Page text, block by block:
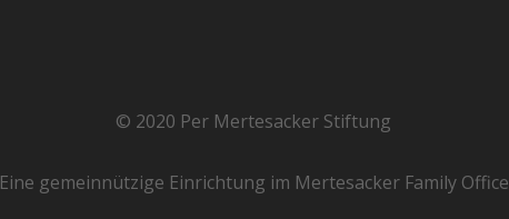
© 2020 Per Mertesacker Stiftung
Eine gemeinnützige Einrichtung im Mertesacker Family Office